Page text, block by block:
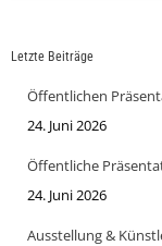
Letzte Beiträge
Öffentlichen
24. Juni 2026
Öffentliche
24. Juni 2026
Ausstellung &